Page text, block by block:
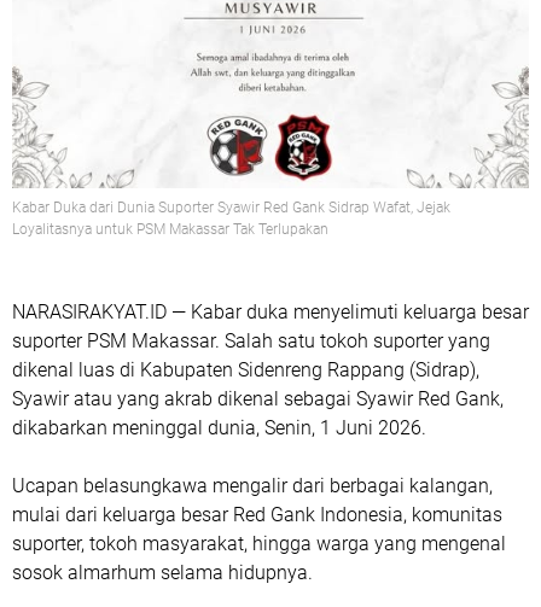
Kabar Duka dari Dunia Suporter Syawir Red Gank Sidrap Wafat, Jejak
Loyalitasnya untuk PSM Makassar Tak Terlupakan
NARASIRAKYAT.ID — Kabar duka menyelimuti keluarga besar
suporter PSM Makassar. Salah satu tokoh suporter yang
dikenal luas di Kabupaten Sidenreng Rappang (Sidrap),
Syawir atau yang akrab dikenal sebagai Syawir Red Gank,
dikabarkan meninggal dunia, Senin, 1 Juni 2026.
Ucapan belasungkawa mengalir dari berbagai kalangan,
mulai dari keluarga besar Red Gank Indonesia, komunitas
suporter, tokoh masyarakat, hingga warga yang mengenal
sosok almarhum selama hidupnya.